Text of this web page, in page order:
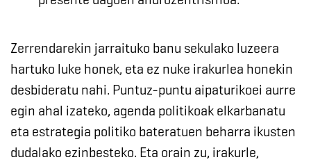
Zerrendarekin jarraituko banu sekulako luzeera
hartuko luke honek, eta ez nuke irakurlea honekin
desbideratu nahi. Puntuz-puntu aipaturikoei aurre
egin ahal izateko, agenda politikoak elkarbanatu
eta estrategia politiko bateratuen beharra ikusten
dudalako ezinbesteko. Eta orain zu, irakurle,